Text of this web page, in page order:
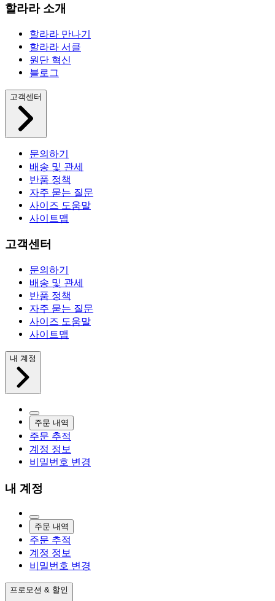
할라라 소개
할라라 만나기
할라라 서클
원단 혁신
블로그
고객센터
문의하기
배송 및 관세
반품 정책
자주 묻는 질문
사이즈 도움말
사이트맵
고객센터
문의하기
배송 및 관세
반품 정책
자주 묻는 질문
사이즈 도움말
사이트맵
내 계정
주문 내역
주문 추적
계정 정보
비밀번호 변경
내 계정
주문 내역
주문 추적
계정 정보
비밀번호 변경
프로모션 & 할인